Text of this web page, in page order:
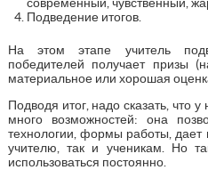
Подведение итогов.
На этом этапе учитель
победителей получает призы
материальное или хорошая
Подводя итог, надо сказать, что
много возможностей: она
технологии, формы работы, дает
учителю, так и ученикам. Но
использоваться постоянно.